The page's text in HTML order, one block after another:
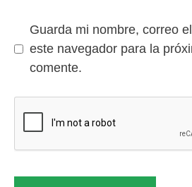
Guarda mi nombre, correo
este navegador para la
comente.